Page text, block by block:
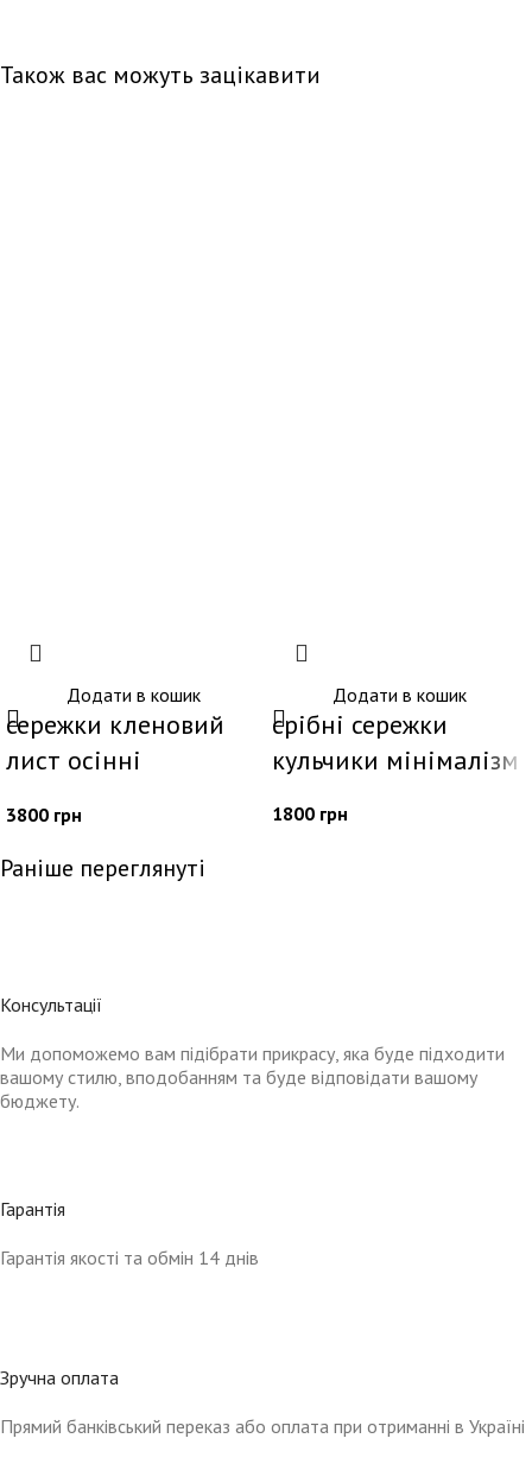
Також вас можуть зацікавити
Додати в кошик
сережки кленовий
лист осінні
позолоті кленовий
лист подарунок
3800 грн
Додати в кошик
срібні сережки
кульчики мінімалізм
1800 грн
Раніше переглянуті
Консультації
Ми допоможемо вам підібрати прикрасу, яка буде підходити
вашому стилю, вподобанням та буде відповідати вашому
бюджету.
Гарантія
Гарантія якості та обмін 14 днів
Зручна оплата
Прямий банківський переказ або оплата при отриманні в Україні